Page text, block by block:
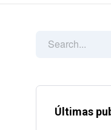
Últimas